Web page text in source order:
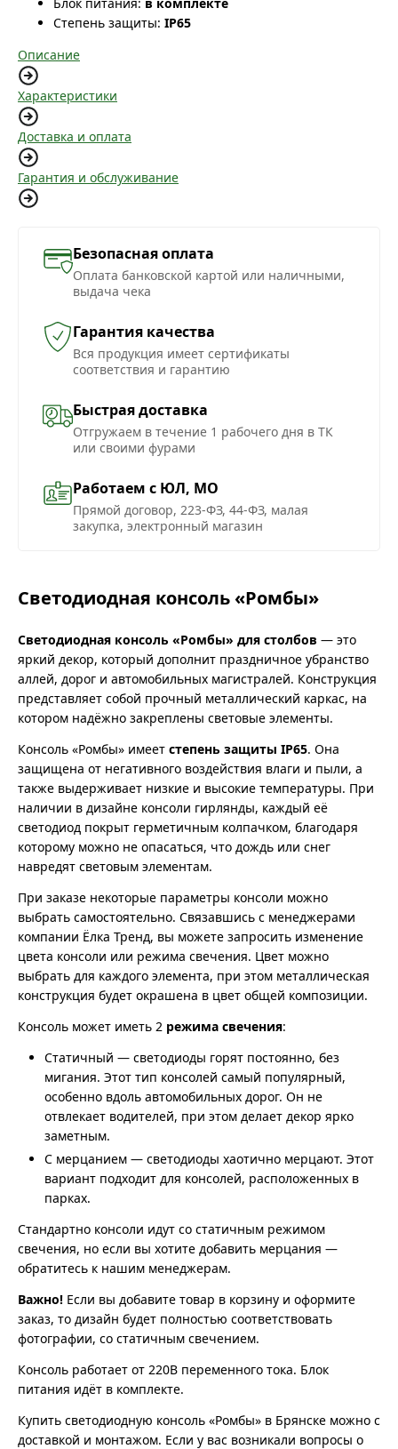
Степень защиты: IP65
Описание
Характеристики
Доставка и оплата
Гарантия и обслуживание
Безопасная оплата
Оплата банковской картой или наличными,
выдача чека
Гарантия качества
Вся продукция имеет сертификаты
соответствия и гарантию
Быстрая доставка
Отгружаем в течение 1 рабочего дня в ТК
или своими фурами
Работаем с ЮЛ, МО
Прямой договор, 223-ФЗ, 44-ФЗ, малая
закупка, электронный магазин
Светодиодная консоль «Ромбы»
Светодиодная консоль «Ромбы» для столбов — это
яркий декор, который дополнит праздничное убранство
аллей, дорог и автомобильных магистралей. Конструкция
представляет собой прочный металлический каркас, на
котором надёжно закреплены световые элементы.
Консоль «Ромбы» имеет степень защиты IP65. Она
защищена от негативного воздействия влаги и пыли, а
также выдерживает низкие и высокие температуры. При
наличии в дизайне консоли гирлянды, каждый её
светодиод покрыт герметичным колпачком, благодаря
которому можно не опасаться, что дождь или снег
навредят световым элементам.
При заказе некоторые параметры консоли можно
выбрать самостоятельно. Связавшись с менеджерами
компании Ёлка Тренд, вы можете запросить изменение
цвета консоли или режима свечения. Цвет можно
выбрать для каждого элемента, при этом металлическая
конструкция будет окрашена в цвет общей композиции.
Консоль может иметь 2 режима свечения:
Статичный — светодиоды горят постоянно, без
мигания. Этот тип консолей самый популярный,
особенно вдоль автомобильных дорог. Он не
отвлекает водителей, при этом делает декор ярко
заметным.
С мерцанием — светодиоды хаотично мерцают. Этот
вариант подходит для консолей, расположенных в
парках.
Стандартно консоли идут со статичным режимом
свечения, но если вы хотите добавить мерцания —
обратитесь к нашим менеджерам.
Важно! Если вы добавите товар в корзину и оформите
заказ, то дизайн будет полностью соответствовать
фотографии, со статичным свечением.
Консоль работает от 220В переменного тока. Блок
питания идёт в комплекте.
Купить светодиодную консоль «Ромбы» в Брянске можно с
доставкой и монтажом. Если у вас возникали вопросы о